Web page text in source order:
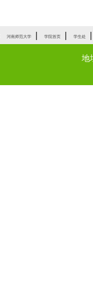
河南师范大学 | 学院首页 | 学生处 |
地